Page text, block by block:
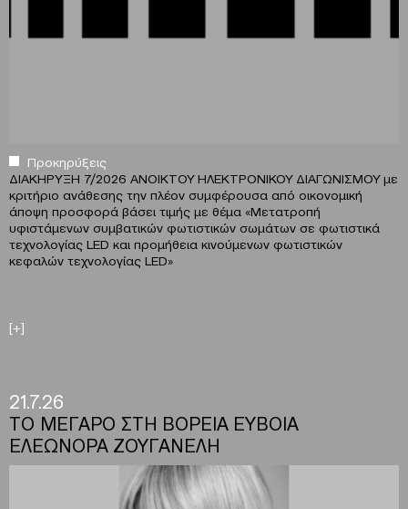
Προκηρύξεις
ΔΙΑΚΗΡΥΞΗ 7/2026 ΑΝΟΙΚΤΟΥ ΗΛΕΚΤΡΟΝΙΚΟΥ ΔΙΑΓΩΝΙΣΜΟΥ με
κριτήριο ανάθεσης την πλέον συμφέρουσα από οικονομική
άποψη προσφορά βάσει τιμής με θέμα «Μετατροπή
υφιστάμενων συμβατικών φωτιστικών σωμάτων σε φωτιστικά
τεχνολογίας LED και προμήθεια κινούμενων φωτιστικών
κεφαλών τεχνολογίας LED»
[+]
21.7.26
ΤΟ ΜΕΓΑΡΟ ΣΤΗ ΒΟΡΕΙΑ ΕΥΒΟΙΑ
ΕΛΕΩΝΟΡΑ ΖΟΥΓΑΝΕΛΗ